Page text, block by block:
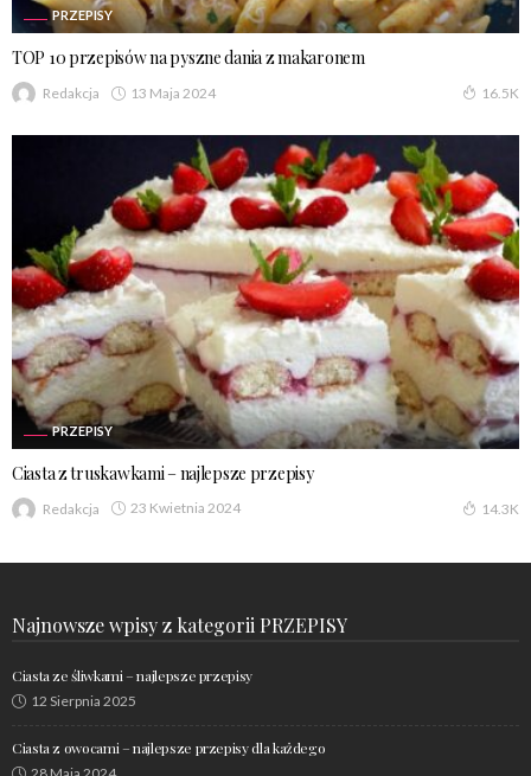
PRZEPISY
TOP 10 przepisów na pyszne dania z makaronem
Redakcja 13 Maja 2024 16.5K
PRZEPISY
Ciasta z truskawkami – najlepsze przepisy
Redakcja 23 Kwietnia 2024 14.3K
Najnowsze wpisy z kategorii PRZEPISY
Ciasta ze śliwkami – najlepsze przepisy
12 Sierpnia 2025
Ciasta z owocami – najlepsze przepisy dla każdego